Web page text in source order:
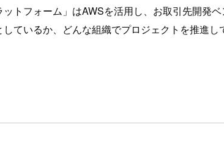
トフォーム」はAWSを活用し、お取引先開発
ているか、どんな組織でプロジェクトを推進